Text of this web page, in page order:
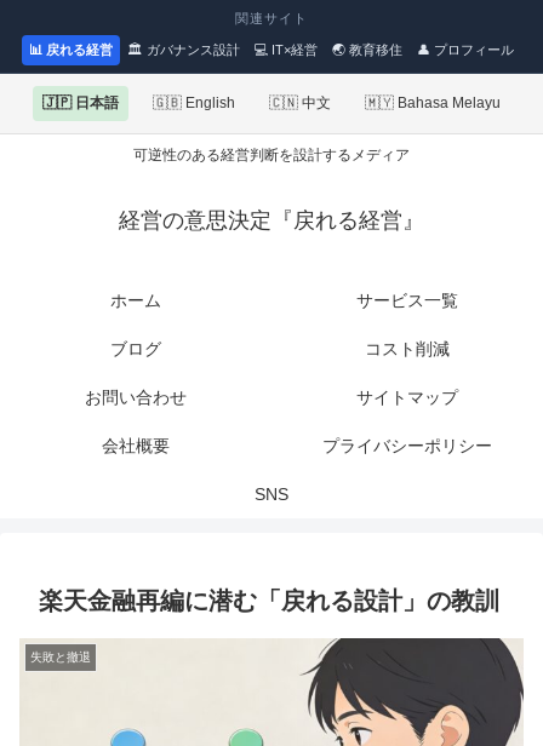
関連サイト
📊 戻れる経営 🏛 ガバナンス設計 💻 IT×経営 🌏 教育移住 👤 プロフィール
🇯🇵 日本語 🇬🇧 English 🇨🇳 中文 🇲🇾 Bahasa Melayu
可逆性のある経営判断を設計するメディア
経営の意思決定『戻れる経営』
ホーム サービス一覧
ブログ コスト削減
お問い合わせ サイトマップ
会社概要 プライバシーポリシー
SNS
楽天金融再編に潜む「戻れる設計」の教訓
失敗と撤退